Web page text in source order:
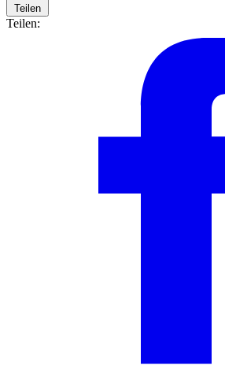
Teilen
Teilen: